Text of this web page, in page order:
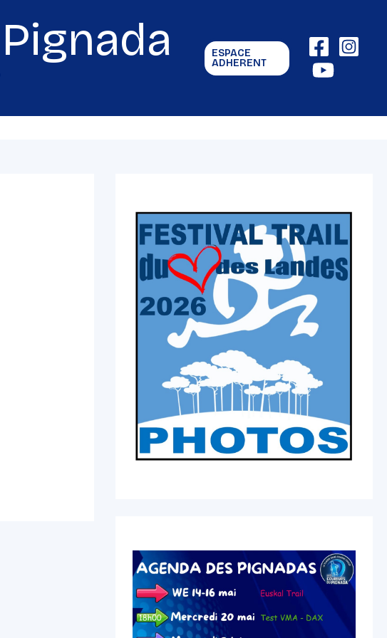
Pignada
ESPACE
ADHERENT